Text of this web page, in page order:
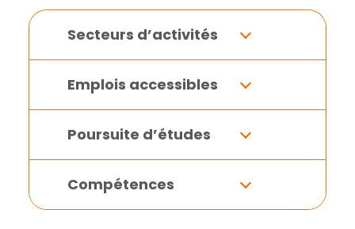
Secteurs d’activités
Emplois accessibles
Poursuite d’études
Compétences